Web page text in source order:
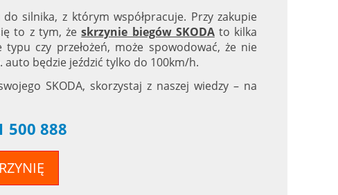
silnika, z którym współpracuje. Przy zakupie
to z tym, żeskrzynie biegów SKODAto kilka
czy przełożeń, może spowodować, że nie
auto będzie jeździć tylko do 100km/h.
SKODA, skorzystaj z naszej wiedzy – na
500 888